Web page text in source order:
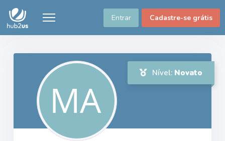
Entrar Cadastre-se grátis
Nível: Novato